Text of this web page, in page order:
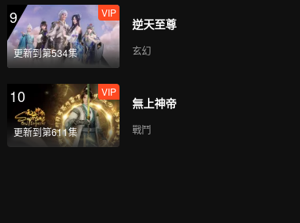
9
更新到第534集
VIP
逆天至尊
玄幻
10
更新到第611集
VIP
無上神帝
戰鬥